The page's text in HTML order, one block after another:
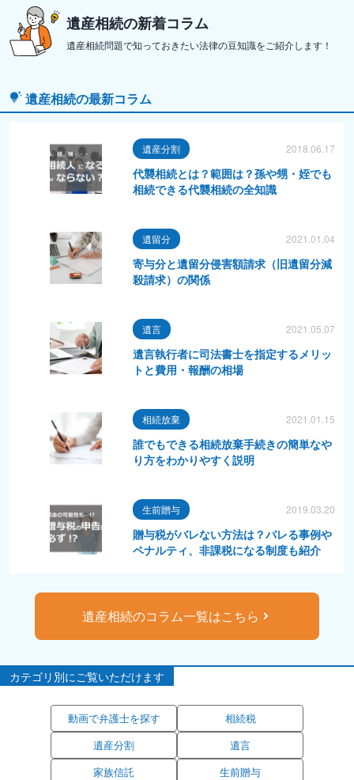
遺産相続の新着コラム
遺産相続問題で知っておきたい法律の豆知識をご紹介します！
遺産相続の最新コラム
遺産分割 2018.06.17
代襲相続とは？範囲は？孫や甥・姪でも
相続できる代襲相続の全知識
遺留分 2021.01.04
寄与分と遺留分侵害額請求（旧遺留分減
殺請求）の関係
遺言 2021.05.07
遺言執行者に司法書士を指定するメリッ
トと費用・報酬の相場
相続放棄 2021.01.15
誰でもできる相続放棄手続きの簡単なや
り方をわかりやすく説明
生前贈与 2019.03.20
贈与税がバレない方法は？バレる事例や
ペナルティ、非課税になる制度も紹介
遺産相続のコラム一覧はこちら
カテゴリ別にご覧いただけます
動画で弁護士を探す
相続税
遺産分割
遺言
家族信託
生前贈与